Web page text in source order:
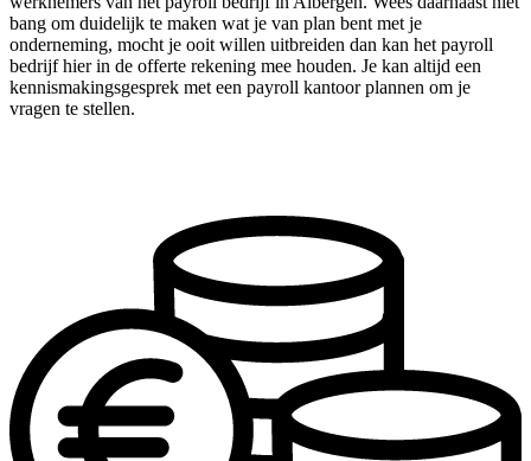
bang om duidelijk te maken wat je van plan bent met je
onderneming, mocht je ooit willen uitbreiden dan kan het payroll
bedrijf hier in de offerte rekening mee houden. Je kan altijd een
kennismakingsgesprek met een payroll kantoor plannen om je
vragen te stellen.